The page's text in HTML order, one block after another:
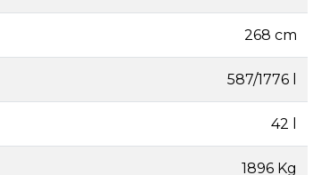
268 cm
587/1776 l
42 l
1896 Kg